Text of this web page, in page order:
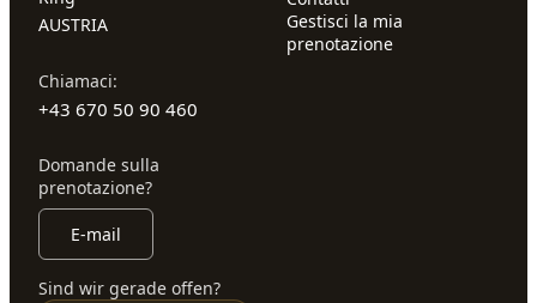
AUSTRIA
Chiamaci:
+43 670 50 90 460
Domande sulla
prenotazione?
E-mail
Sind wir gerade offen?
Gestisci la mia
prenotazione